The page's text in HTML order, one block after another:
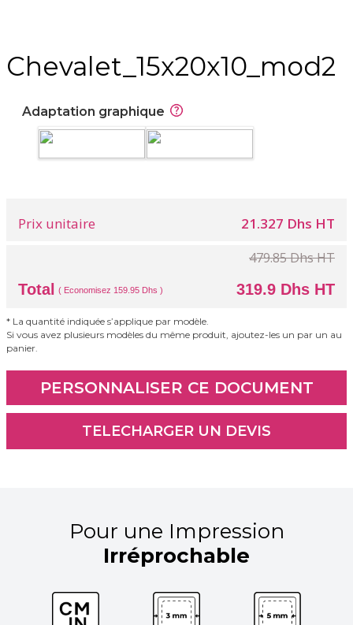
Chevalet_15x20x10_mod2
Adaptation graphique
Prix unitaire 21.327 Dhs HT
479.85 Dhs HT
Total
( Economisez 159.95 Dhs ) 319.9 Dhs HT
* La quantité indiquée s’applique par modèle.
Si vous avez plusieurs modèles du même produit, ajoutez-les un par un au
panier.
Pour une Impression
Irréprochable